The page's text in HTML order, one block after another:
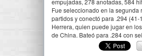
empujadas, 278 anotadas, 584
Fue seleccionado en la
partidos y conectó para .294
Herrera, quien puede jugar en
de China. Bateó para .284 con